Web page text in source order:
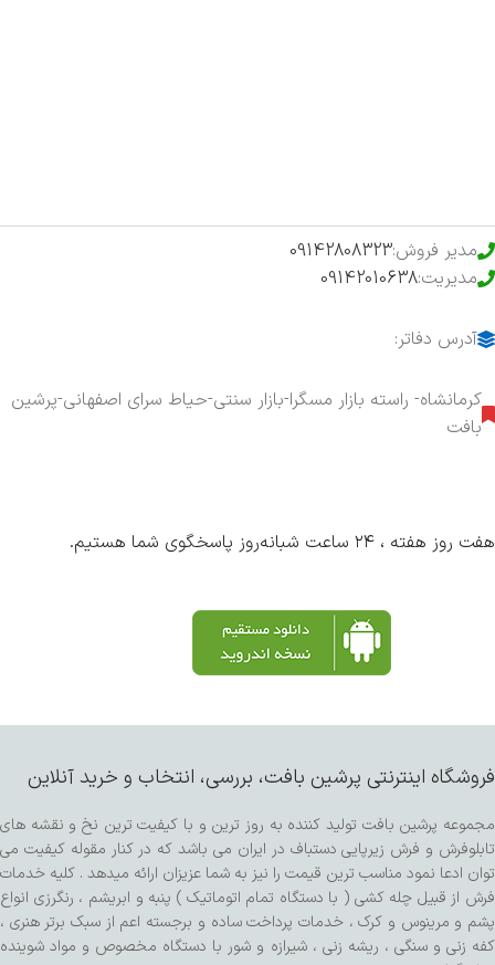
مدیر فروش:09142808323
مدیریت:09142010638
آدرس دفاتر:
کرمانشاه- راسته بازار مسگرا-بازار سنتی-حیاط سرای اصفهانی-پرشین
بافت
هفت روز هفته ، ۲۴ ساعت شبانه‌روز پاسخگوی شما هستیم.
فروشگاه اینترنتی پرشین بافت، بررسی، انتخاب و خرید آنلاین
مجموعه پرشین بافت تولید کننده به روز ترین و با کیفیت ترین نخ و نقشه های
تابلوفرش و فرش زیرپایی دستباف در ایران می باشد که در کنار مقوله کیفیت می
توان ادعا نمود مناسب ترین قیمت را نیز به شما عزیزان ارائه میدهد . کلیه خدمات
فرش از قبیل چله کشی ( با دستگاه تمام اتوماتیک ) پنبه و ابریشم ، رنگرزی انواع
پشم و مرینوس و کرک ، خدمات پرداخت ساده و برجسته اعم از سبک برتر هنری ،
کفه زنی و سنگی ، ریشه زنی ، شیرازه و شور با دستگاه مخصوص و مواد شوینده